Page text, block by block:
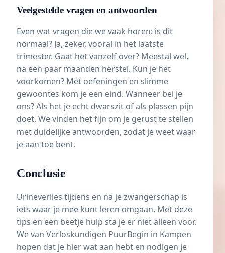
Veelgestelde vragen en antwoorden
Even wat vragen die we vaak horen: is dit
normaal? Ja, zeker, vooral in het laatste
trimester. Gaat het vanzelf over? Meestal wel,
na een paar maanden herstel. Kun je het
voorkomen? Met oefeningen en slimme
gewoontes kom je een eind. Wanneer bel je
ons? Als het je echt dwarszit of als plassen pijn
doet. We vinden het fijn om je gerust te stellen
met duidelijke antwoorden, zodat je weet waar
je aan toe bent.
Conclusie
Urineverlies tijdens en na je zwangerschap is
iets waar je mee kunt leren omgaan. Met deze
tips en een beetje hulp sta je er niet alleen voor.
We van Verloskundigen PuurBegin in Kampen
hopen dat je hier wat aan hebt en nodigen je